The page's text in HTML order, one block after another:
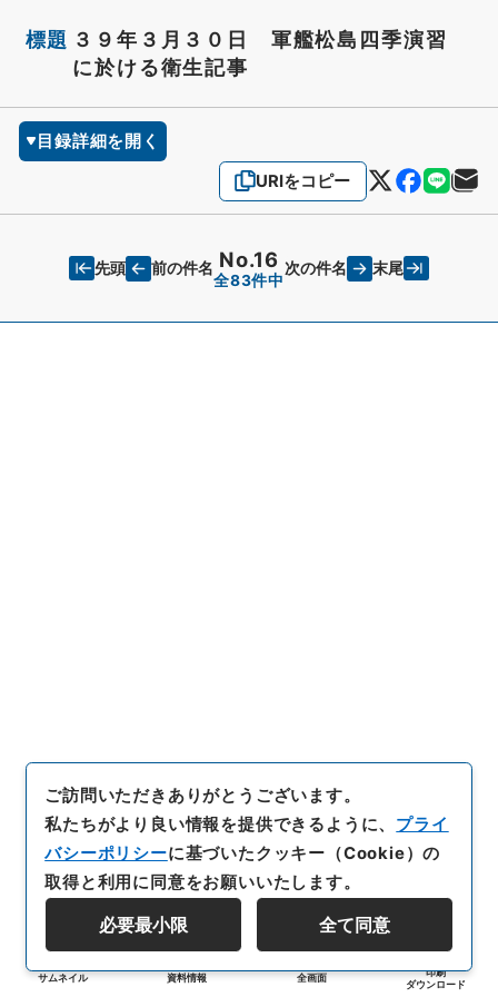
標題 ３９年３月３０日 軍艦松島四季演習
に於ける衛生記事
目録詳細を開く
URIをコピー
先頭 前の件名 No.16
全83件中
次の件名 末尾
サムネイル 資料情報 全画面
印刷
ダウンロード
ご訪問いただきありがとうございます。
私たちがより良い情報を提供できるように、 プライ
バシーポリシーに基づいたクッキー（Cookie）の
取得と利用に同意をお願いいたします。
必要最小限 全て同意